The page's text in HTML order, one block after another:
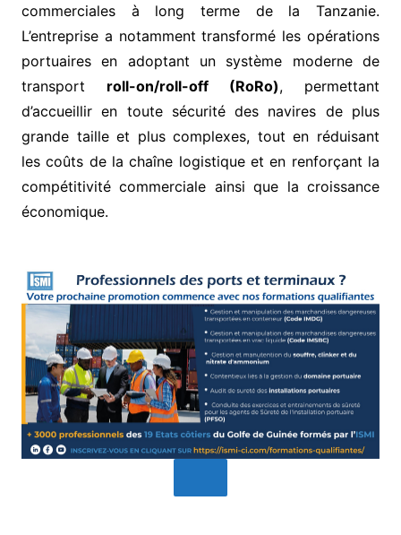
commerciales à long terme de la Tanzanie.
L’entreprise a notamment transformé les opérations
portuaires en adoptant un système moderne de
transport roll-on/roll-off (RoRo), permettant
d’accueillir en toute sécurité des navires de plus
grande taille et plus complexes, tout en réduisant
les coûts de la chaîne logistique et en renforçant la
compétitivité commerciale ainsi que la croissance
économique.